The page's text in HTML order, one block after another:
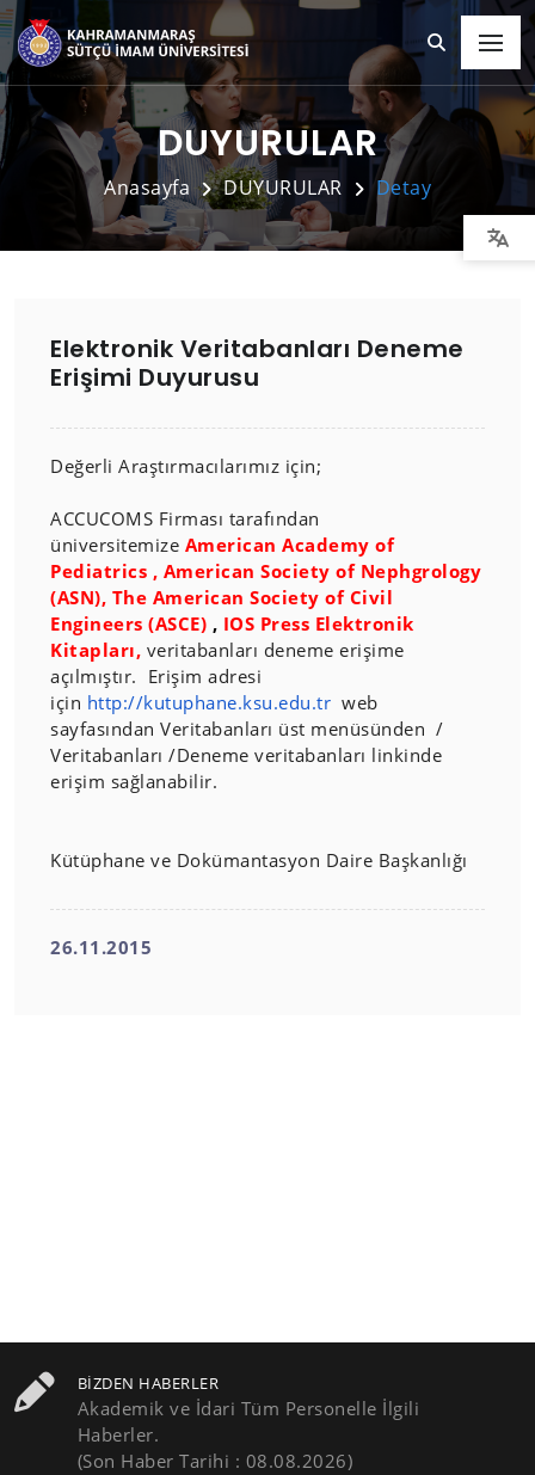
DUYURULAR
Anasayfa DUYURULAR Detay
Elektronik Veritabanları Deneme
Erişimi Duyurusu
Değerli Araştırmacılarımız için;
ACCUCOMS Firması tarafından
üniversitemize American Academy of
Pediatrics , American Society of Nephgrology
(ASN), The American Society of Civil
Engineers (ASCE) , IOS Press Elektronik
Kitapları, veritabanları deneme erişime
açılmıştır. Erişim adresi
için http://kutuphane.ksu.edu.tr web
sayfasından Veritabanları üst menüsünden /
Veritabanları /Deneme veritabanları linkinde
erişim sağlanabilir.
Kütüphane ve Dokümantasyon Daire Başkanlığı
26.11.2015
BIZDEN HABERLER
Akademik ve İdari Tüm Personelle İlgili
Haberler.
(Son Haber Tarihi : 08.08.2026)